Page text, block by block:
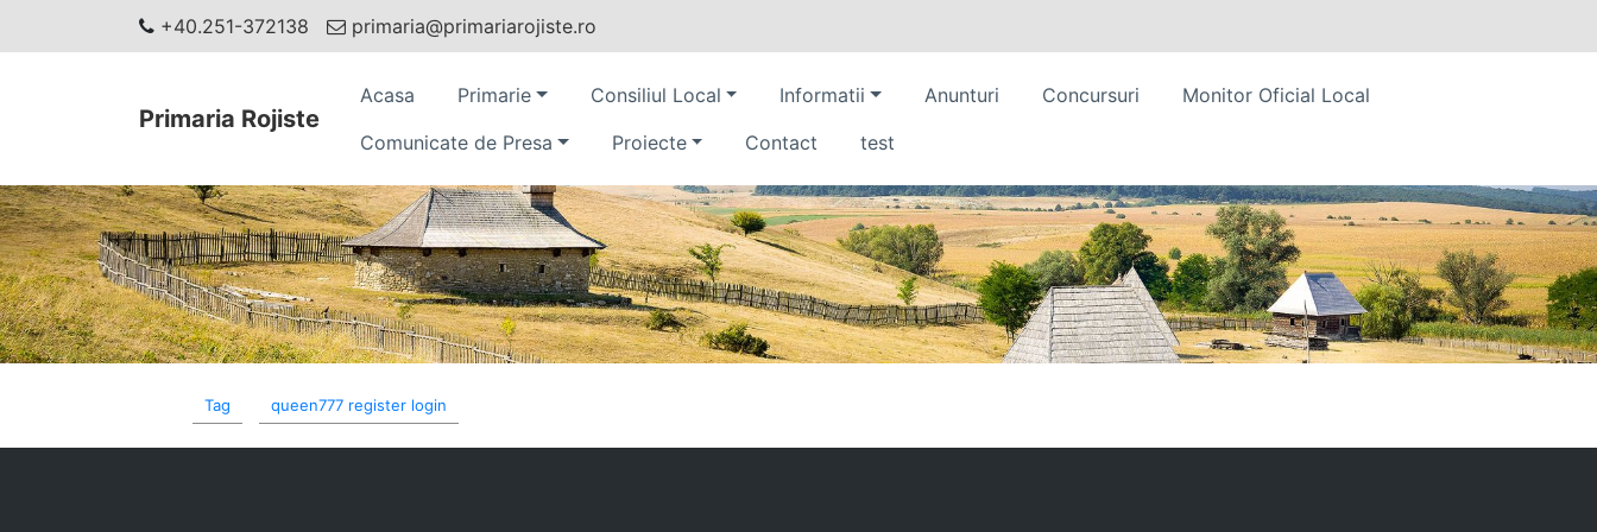
+40.251-372138 primaria@primariarojiste.ro
Primaria Rojiste
Acasa Primarie Consiliul Local Informatii Anunturi Concursuri
Monitor Oficial Local
Comunicate de Presa
Proiecte Contact test
Tag queen777 register login